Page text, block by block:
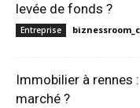
levée de fonds ?
Entreprise
Immobilier à rennes
marché ?